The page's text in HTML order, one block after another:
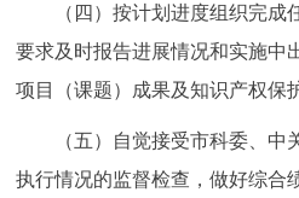
（四）按计划进度组织完成
要求及时报告进展情况和实施中
项目（课题）成果及知识产权保
（五）自觉接受市科委、中关
执行情况的监督检查，做好综合